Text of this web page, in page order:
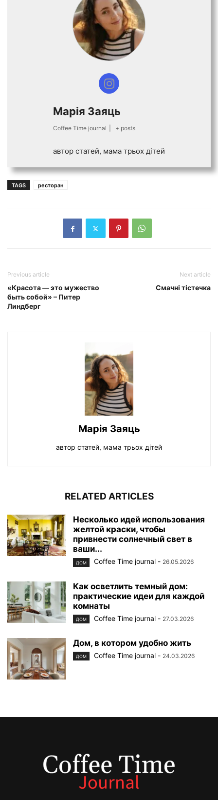
Марiя Заяць
Coffee Time journal + posts
автор статей, мама трьох дiтей
TAGS ресторан
Previous article
«Красота — это мужество
быть собой» – Питер
Линдберг
Next article
Смачнi тiстечка
Марiя Заяць
автор статей, мама трьох дiтей
RELATED ARTICLES
Несколько идей использования
желтой краски, чтобы
привнести солнечный свет в
ваши...
ДОМ Coffee Time journal - 26.05.2026
Как осветлить темный дом:
практические идеи для каждой
комнаты
ДОМ Coffee Time journal - 27.03.2026
Дом, в котором удобно жить
ДОМ Coffee Time journal - 24.03.2026